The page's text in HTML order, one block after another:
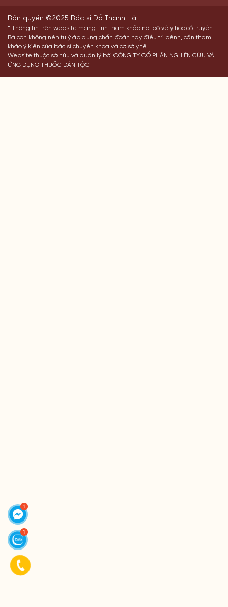
Bản quyền ©2025 Bác sĩ Đỗ Thanh Hà
* Thông tin trên website mang tính tham khảo nội bộ về y học cổ truyền.
Bà con không nên tự ý áp dụng chẩn đoán hay điều trị bệnh, cần tham
khảo ý kiến của bác sĩ chuyên khoa và cơ sở y tế.
Website thuộc sở hữu và quản lý bởi CÔNG TY CỔ PHẦN NGHIÊN CỨU VÀ
ỨNG DỤNG THUỐC DÂN TỘC